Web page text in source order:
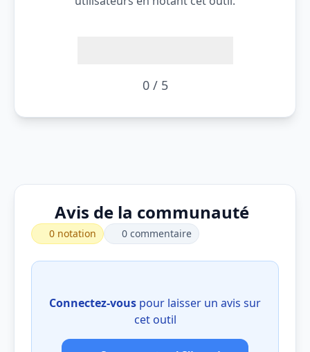
0 / 5
Avis de la communauté
0 notation 0 commentaire
Connectez-vous pour laisser un avis sur
cet outil